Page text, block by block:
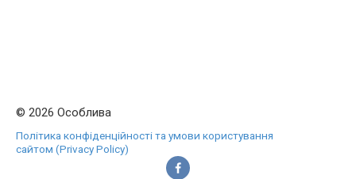
© 2026 Особлива
Політика конфіденційності та умови користування
сайтом (Privacy Policy)